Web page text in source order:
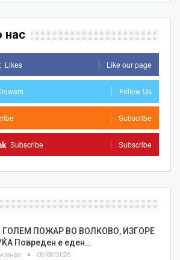
нас
Likes Like our page
Follow Us
Subscribe
Subscribe Subscribe
ГОЛЕМ ПОЖАР ВО ВОЛКОВО, ИЗГОРЕ
Повреден е еден…
08/08/2026